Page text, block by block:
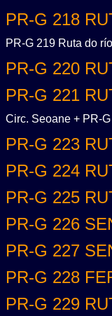
PR-G 218
PR-G 219 Ruta do
PR-G 220
PR-G 221
Circ. Seoane + PR-
PR-G 223
PR-G 224
PR-G 225
PR-G 226
PR-G 227
PR-G 228
PR-G 229